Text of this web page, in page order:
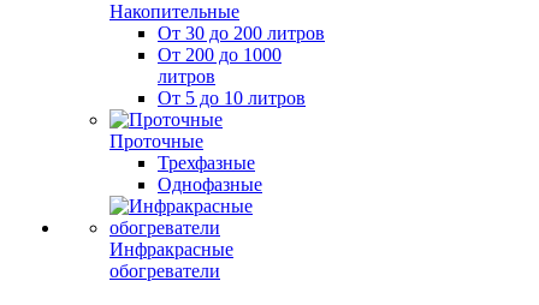
Накопительные
От 30 до 200 литров
От 200 до 1000
литров
От 5 до 10 литров
Проточные
Трехфазные
Однофазные
Инфракрасные
обогреватели